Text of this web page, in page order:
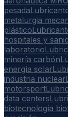
pesada
metalurgia
plástico
hospitales y
laboratorio
minería carbón
energía solar
industria nuclear
motorsport
data centers
biotecnología